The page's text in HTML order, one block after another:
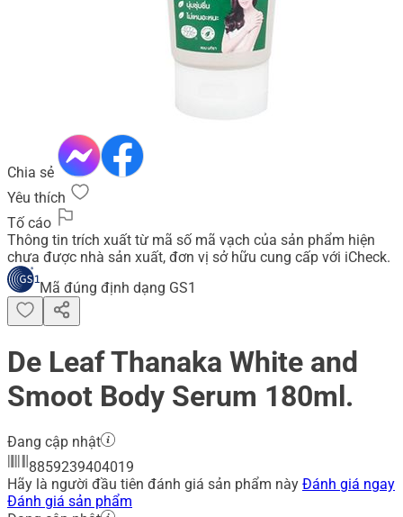
Chia sẻ
Yêu thích
Tố cáo
Thông tin trích xuất từ mã số mã vạch của sản phẩm hiện
chưa được nhà sản xuất, đơn vị sở hữu cung cấp với iCheck.
Mã đúng định dạng GS1
De Leaf Thanaka White and
Smoot Body Serum 180ml.
Đang cập nhật
8859239404019
Hãy là người đầu tiên đánh giá sản phẩm này Đánh giá ngay
Đánh giá sản phẩm